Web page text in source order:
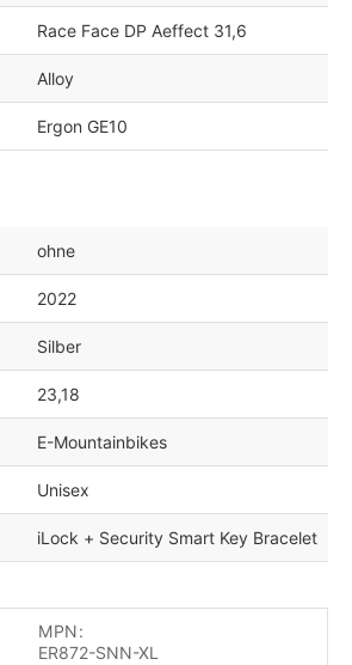
Race Face DP Aeffect 31,6
Alloy
Ergon GE10
ohne
2022
Silber
23,18
E-Mountainbikes
Unisex
iLock + Security Smart Key Bracelet
MPN:
ER872-SNN-XL